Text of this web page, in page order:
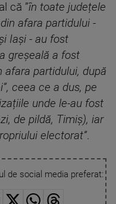
că ”în toate județele
afara partidului -
Iași - au fost
greșeală a fost
partidului, după
ceea ce a dus, pe
unde le-au fost
de pildă, Timiș), iar
electorat”.
de social media preferat: